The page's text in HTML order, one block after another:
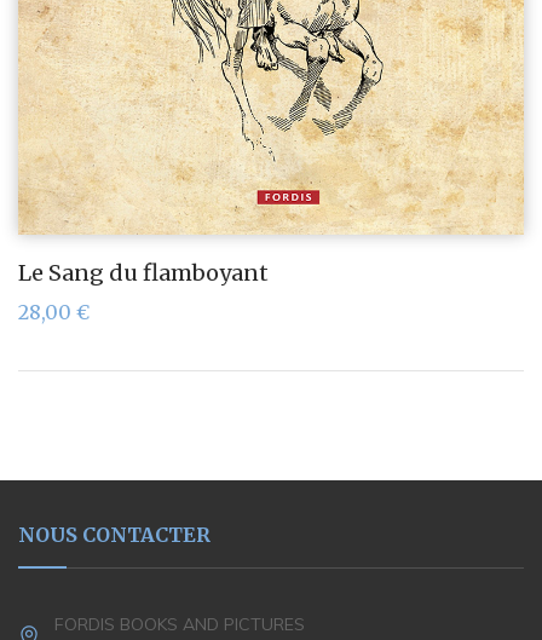
Le Sang du flamboyant
28,00 €
NOUS CONTACTER
FORDIS BOOKS AND PICTURES